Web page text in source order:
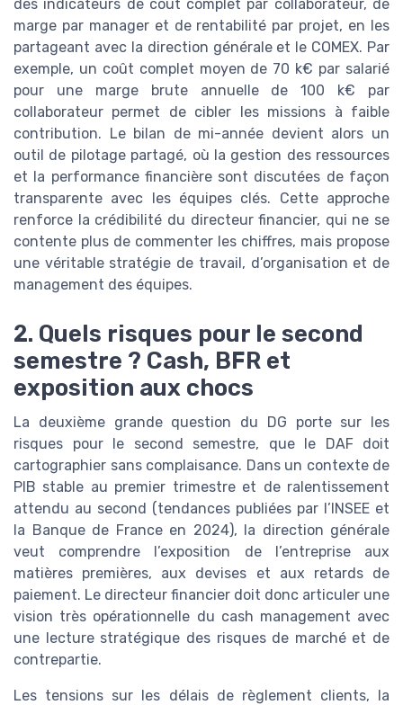
des indicateurs de coût complet par collaborateur, de
marge par manager et de rentabilité par projet, en les
partageant avec la direction générale et le COMEX. Par
exemple, un coût complet moyen de 70 k€ par salarié
pour une marge brute annuelle de 100 k€ par
collaborateur permet de cibler les missions à faible
contribution. Le bilan de mi-année devient alors un
outil de pilotage partagé, où la gestion des ressources
et la performance financière sont discutées de façon
transparente avec les équipes clés. Cette approche
renforce la crédibilité du directeur financier, qui ne se
contente plus de commenter les chiffres, mais propose
une véritable stratégie de travail, d’organisation et de
management des équipes.
2. Quels risques pour le second
semestre ? Cash, BFR et
exposition aux chocs
La deuxième grande question du DG porte sur les
risques pour le second semestre, que le DAF doit
cartographier sans complaisance. Dans un contexte de
PIB stable au premier trimestre et de ralentissement
attendu au second (tendances publiées par l’INSEE et
la Banque de France en 2024), la direction générale
veut comprendre l’exposition de l’entreprise aux
matières premières, aux devises et aux retards de
paiement. Le directeur financier doit donc articuler une
vision très opérationnelle du cash management avec
une lecture stratégique des risques de marché et de
contrepartie.
Les tensions sur les délais de règlement clients, la